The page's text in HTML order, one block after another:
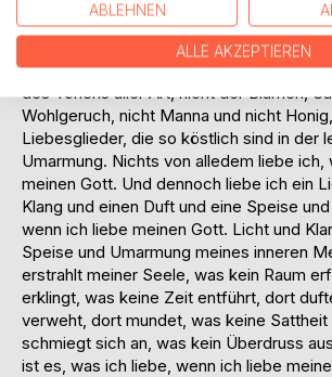
»Nicht die Wohlgestalt eines Körpers
der bewegten Zeit, nicht den Glanz des
lieb ist den Augen, nicht die süßen
des Tönens aller Art, nicht der Blumen,
Wohlgeruch, nicht Manna und nicht
Liebesglieder, die so köstlich sind in der
Umarmung. Nichts von alledem liebe ich,
meinen Gott. Und dennoch liebe ich ein
Klang und einen Duft und eine Speise
wenn ich liebe meinen Gott. Licht und
Speise und Umarmung meines inneren
erstrahlt meiner Seele, was kein Raum
erklingt, was keine Zeit entführt, dort
verweht, dort mundet, was keine
schmiegt sich an, was kein Überdruss
ist es, was ich liebe, wenn ich liebe
ABLEHNEN
ALLE AKZEPTIEREN